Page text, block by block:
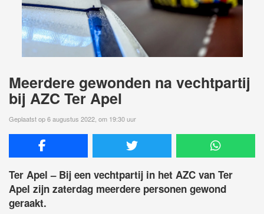
Meerdere gewonden na vechtpartij
bij AZC Ter Apel
Geplaatst op 6 augustus 2022, om 19:30 uur
Ter Apel – Bij een vechtpartij in het AZC van Ter
Apel zijn zaterdag meerdere personen gewond
geraakt.